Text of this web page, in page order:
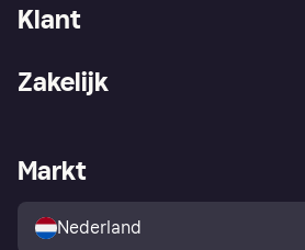
Klant
Winkeloverzicht
Kopersbescherming voor
consumenten
Zakelijk
Zakelijke login
Markt
Nederland